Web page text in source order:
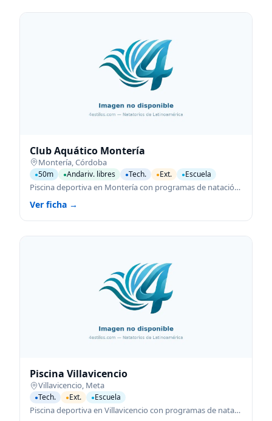
Club Aquático Montería
Montería Córdoba
●50m ●Andariv. libres ●Tech. ●Ext. ●Escuela
Piscina deportiva en Montería con programas de natación para todas las edades.
Ver ficha →
Piscina Villavicencio
Villavicencio, Meta
●Tech. ●Ext. ●Escuela
Piscina deportiva en Villavicencio con programas de natación para todas las edades.